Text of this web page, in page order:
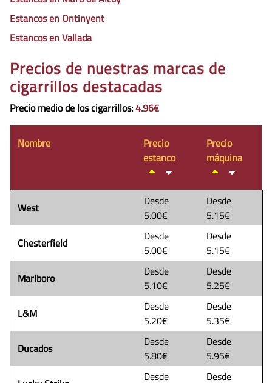
Estancos en Ontinyent
Estancos en Vallada
Precios de nuestras marcas de
cigarrillos destacadas
Precio medio de los cigarrillos:4.96€
Nombre
Precio
estanco
Precio
máquina
West
Desde
5.00€
Desde
5.15€
Chesterfield
Desde
5.00€
Desde
5.15€
Marlboro
Desde
5.10€
Desde
5.25€
L&M
Desde
5.20€
Desde
5.35€
Ducados
Desde
5.80€
Desde
5.95€
Desde Desde